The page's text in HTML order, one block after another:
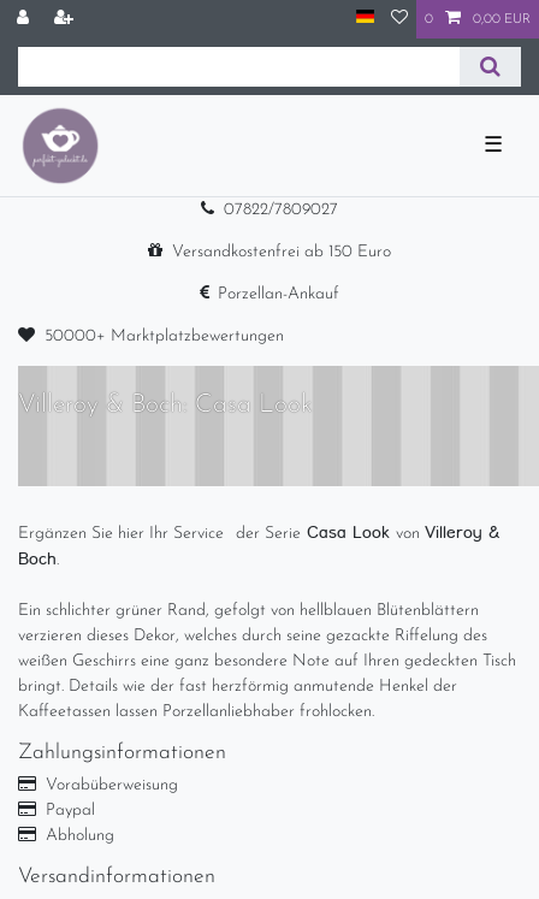
0 0,00 EUR
☰
07822/7809027
Versandkostenfrei ab 150 Euro
Porzellan-Ankauf
50000+ Marktplatzbewertungen
Villeroy & Boch: Casa Look
Ergänzen Sie hier Ihr Service der Serie Casa Look von Villeroy &
Boch.
Ein schlichter grüner Rand, gefolgt von hellblauen Blütenblättern
verzieren dieses Dekor, welches durch seine gezackte Riffelung des
weißen Geschirrs eine ganz besondere Note auf Ihren gedeckten Tisch
bringt. Details wie der fast herzförmig anmutende Henkel der
Kaffeetassen lassen Porzellanliebhaber frohlocken.
Zahlungsinformationen
Vorabüberweisung
Paypal
Abholung
Versandinformationen